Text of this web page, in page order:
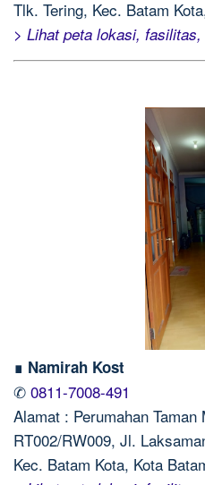
Tlk. Tering, Kec. Batam
> Lihat peta lokasi,
∎ Namirah Kost
✆ 0811-7008-491
Alamat : Perumahan
RT002/RW009, Jl.
Kec. Batam Kota, Kota